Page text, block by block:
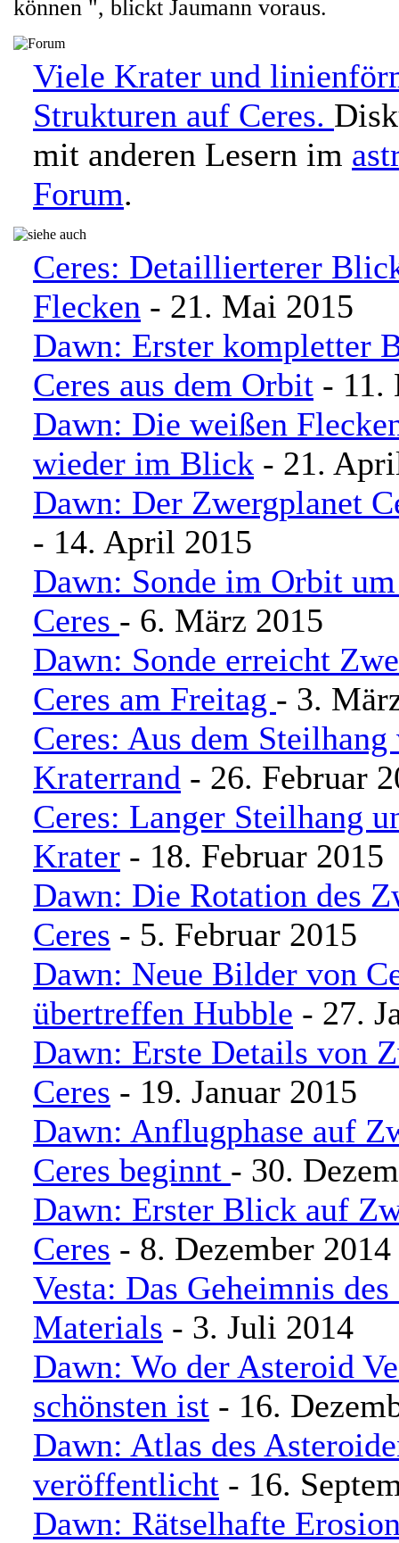
können ", blickt Jaumann voraus.
Viele Krater und
Strukturen auf Ceres.
mit anderen Lesern im
Forum.
Ceres: Detaillierterer
Flecken - 21. Mai 2015
Dawn: Erster kompletter
Ceres aus dem Orbit - 11.
Dawn: Die weißen
wieder im Blick - 21.
Dawn: Der Zwergplanet
- 14. April 2015
Dawn: Sonde im Orbit
Ceres - 6. März 2015
Dawn: Sonde erreicht
Ceres am Freitag - 3.
Ceres: Aus dem
Kraterrand - 26. Februar
Ceres: Langer Steilhang
Krater - 18. Februar 2015
Dawn: Die Rotation des
Ceres - 5. Februar 2015
Dawn: Neue Bilder von
übertreffen Hubble - 27.
Dawn: Erste Details von
Ceres - 19. Januar 2015
Dawn: Anflugphase auf
Ceres beginnt - 30.
Dawn: Erster Blick auf
Ceres - 8. Dezember 2014
Vesta: Das Geheimnis
Materials - 3. Juli 2014
Dawn: Wo der Asteroid
schönsten ist - 16.
Dawn: Atlas des
veröffentlicht - 16.
Dawn: Rätselhafte